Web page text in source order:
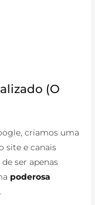
(O
criamos uma
site e canais
ser apenas
poderosa